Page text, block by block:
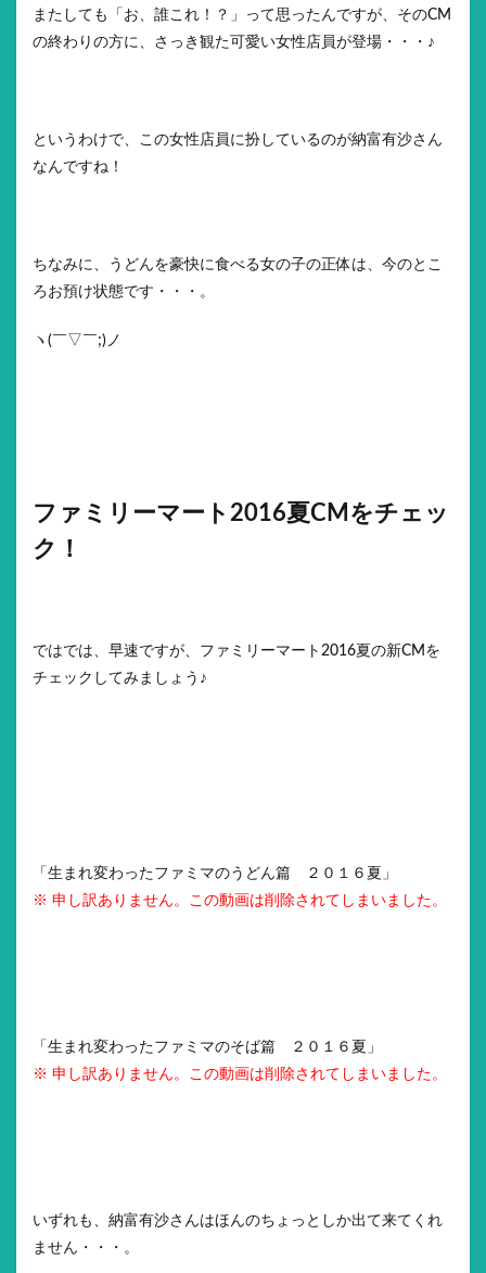
またしても「お、誰これ！？」って思ったんですが、そのCM
の終わりの方に、さっき観た可愛い女性店員が登場・・・♪
というわけで、この女性店員に扮しているのが納富有沙さん
なんですね！
ちなみに、うどんを豪快に食べる女の子の正体は、今のとこ
ろお預け状態です・・・。
ヽ(￣▽￣;)ノ
ファミリーマート2016夏CMをチェッ
ク！
ではでは、早速ですが、ファミリーマート2016夏の新CMを
チェックしてみましょう♪
「生まれ変わったファミマのうどん篇 ２０１６夏」
※ 申し訳ありません。この動画は削除されてしまいました。
「生まれ変わったファミマのそば篇 ２０１６夏」
※ 申し訳ありません。この動画は削除されてしまいました。
いずれも、納富有沙さんはほんのちょっとしか出て来てくれ
ません・・・。